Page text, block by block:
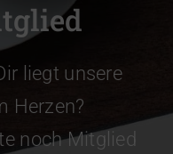
liegt unsere
Herzen?
noch Mitglied